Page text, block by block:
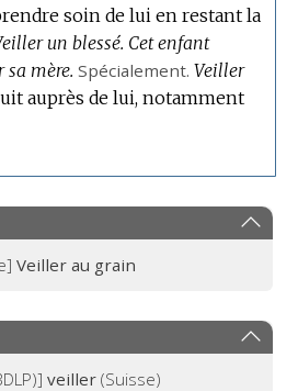
soin de lui en restant la
un blessé. Cet enfant
sa mère. Spécialement. Veiller
auprès de lui, notamment
Veiller au grain
veiller (Suisse)